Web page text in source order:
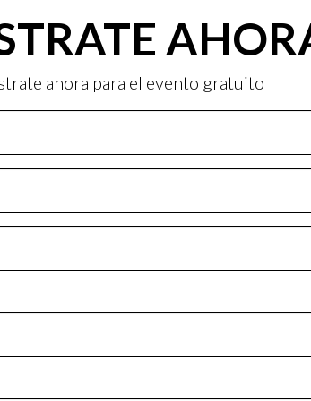
ahora para el evento gratuito